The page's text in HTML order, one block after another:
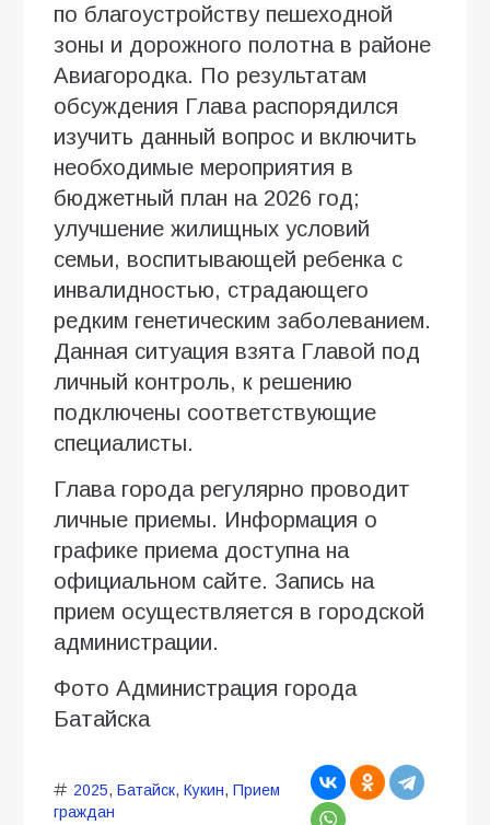
по благоустройству пешеходной
зоны и дорожного полотна в районе
Авиагородка. По результатам
обсуждения Глава распорядился
изучить данный вопрос и включить
необходимые мероприятия в
бюджетный план на 2026 год;
улучшение жилищных условий
семьи, воспитывающей ребенка с
инвалидностью, страдающего
редким генетическим заболеванием.
Данная ситуация взята Главой под
личный контроль, к решению
подключены соответствующие
специалисты.
Глава города регулярно проводит
личные приемы. Информация о
графике приема доступна на
официальном сайте. Запись на
прием осуществляется в городской
администрации.
Фото Администрация города
Батайска
2025, Батайск, Кукин, Прием
граждан